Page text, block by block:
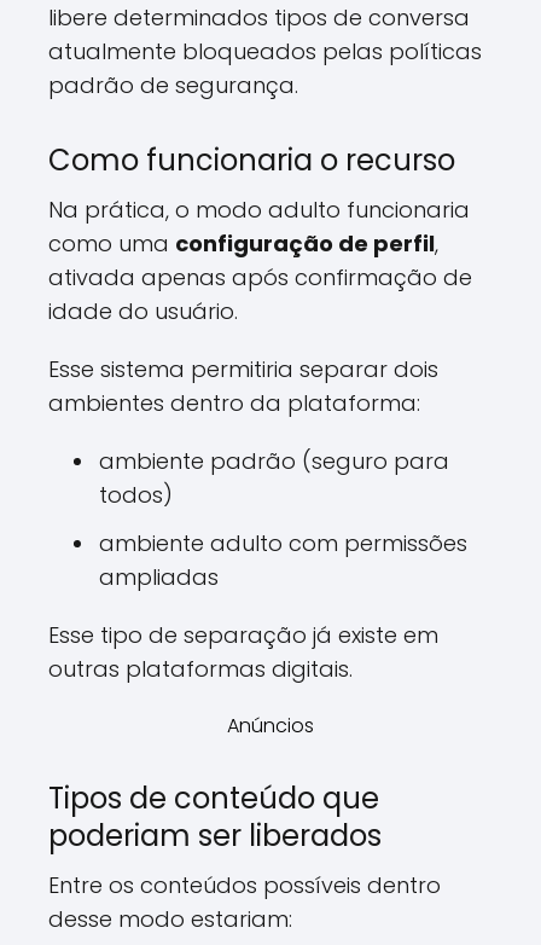
libere determinados tipos de conversa
atualmente bloqueados pelas políticas
padrão de segurança.
Como funcionaria o recurso
Na prática, o modo adulto funcionaria
como uma configuração de perfil,
ativada apenas após confirmação de
idade do usuário.
Esse sistema permitiria separar dois
ambientes dentro da plataforma:
ambiente padrão (seguro para
todos)
ambiente adulto com permissões
ampliadas
Esse tipo de separação já existe em
outras plataformas digitais.
Anúncios
Tipos de conteúdo que
poderiam ser liberados
Entre os conteúdos possíveis dentro
desse modo estariam: